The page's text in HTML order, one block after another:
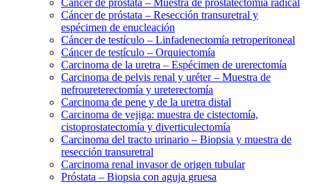
Cáncer de próstata – Muestra de prostatectomía radical
Cáncer de próstata – Resección transuretral y
espécimen de enucleación
Cáncer de testículo – Linfadenectomía retroperitoneal
Cáncer de testículo – Orquiectomía
Carcinoma de la uretra – Espécimen de urerectomía
Carcinoma de pelvis renal y uréter – Muestra de
nefroureterectomía y ureterectomía
Carcinoma de pene y de la uretra distal
Carcinoma de vejiga: muestra de cistectomía,
cistoprostatectomía y diverticulectomía
Carcinoma del tracto urinario – Biopsia y muestra de
resección transuretral
Carcinoma renal invasor de origen tubular
Próstata – Biopsia con aguja gruesa